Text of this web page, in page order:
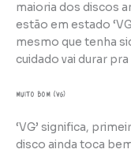
maioria dos discos
estão em estado
mesmo que tenha
cuidado vai durar
muito bom (VG)
‘VG’ significa,
disco ainda toca